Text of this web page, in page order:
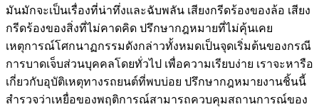
มันมักจะเป็นเรื่องที่น่าทึ่งและฉับพลัน เสียงกรีดร้องของล้อ เสียง
กรีดร้องของสิ่งที่ไม่คาดคิด ปรึกษากฎหมายที่ไม่คุ้นเคย
เหตุการณ์โศกนาฏกรรมดังกล่าวทั้งหมดเป็นจุดเริ่มต้นของกรณี
การบาดเจ็บส่วนบุคคลโดยทั่วไป เพื่อความเรียบง่าย เราจะหารือ
เกี่ยวกับอุบัติเหตุทางรถยนต์ที่พบบ่อย ปรึกษากฎหมายงานชิ้นนี้
สำรวจว่าเหยื่อของพฤติการณ์สามารถควบคุมสถานการณ์ของ